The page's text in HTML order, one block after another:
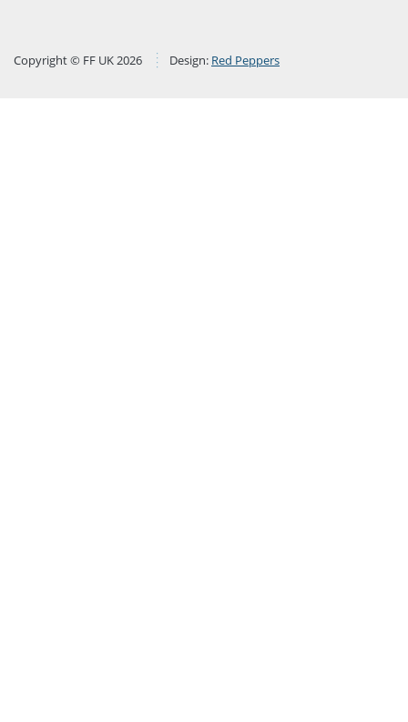
Copyright © FF UK 2026 Design: Red Peppers